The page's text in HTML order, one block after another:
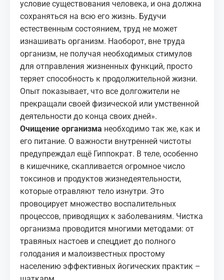
условие существования человека, и она должна
сохраняться на всю его жизнь. Будучи
естественным состоянием, труд не может
изнашивать организм. Наоборот, вне труда
организм, не получая необходимых стимулов
для отправления жизненных функций, просто
теряет способность к продолжительной жизни.
Опыт показывает, что все долгожители не
прекращали своей физической или умственной
деятельности до конца своих дней».
Очищение организма необходимо так же, как и
его питание. О важности внутренней чистоты
предупреждал ещё Гиппократ. В теле, особенно
в кишечнике, скапливается огромное число
токсинов и продуктов жизнедеятельности,
которые отравляют тело изнутри. Это
провоцирует множество воспалительных
процессов, приводящих к заболеваниям. Чистка
организма проводится многими методами: от
травяных настоев и спецдиет до полного
голодания и малоизвестных простому
населению эффективных йогических практик –